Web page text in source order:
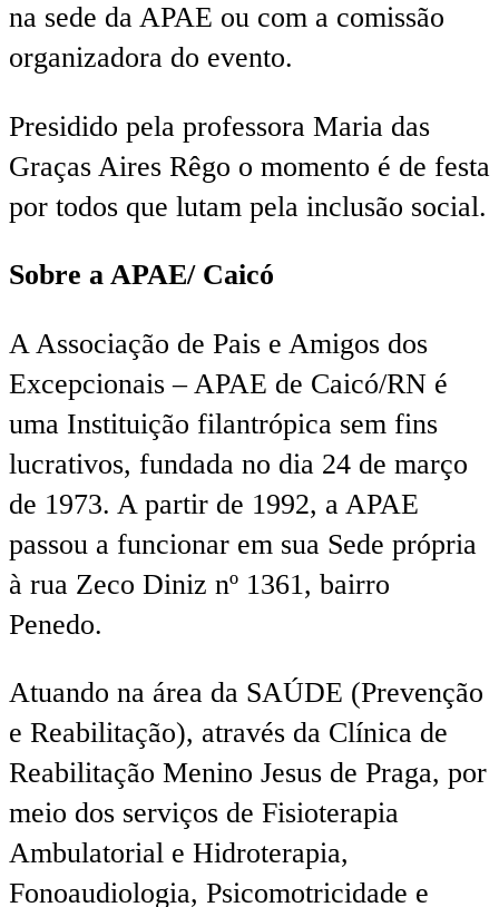
na sede da APAE ou com a comissão
organizadora do evento.
Presidido pela professora Maria das
Graças Aires Rêgo o momento é de festa
por todos que lutam pela inclusão social.
Sobre a APAE/ Caicó
A Associação de Pais e Amigos dos
Excepcionais – APAE de Caicó/RN é
uma Instituição filantrópica sem fins
lucrativos, fundada no dia 24 de março
de 1973. A partir de 1992, a APAE
passou a funcionar em sua Sede própria
à rua Zeco Diniz nº 1361, bairro
Penedo.
Atuando na área da SAÚDE (Prevenção
e Reabilitação), através da Clínica de
Reabilitação Menino Jesus de Praga, por
meio dos serviços de Fisioterapia
Ambulatorial e Hidroterapia,
Fonoaudiologia, Psicomotricidade e